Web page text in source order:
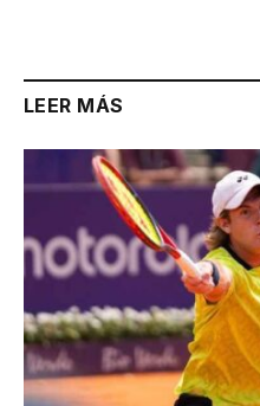
LEER MÁS